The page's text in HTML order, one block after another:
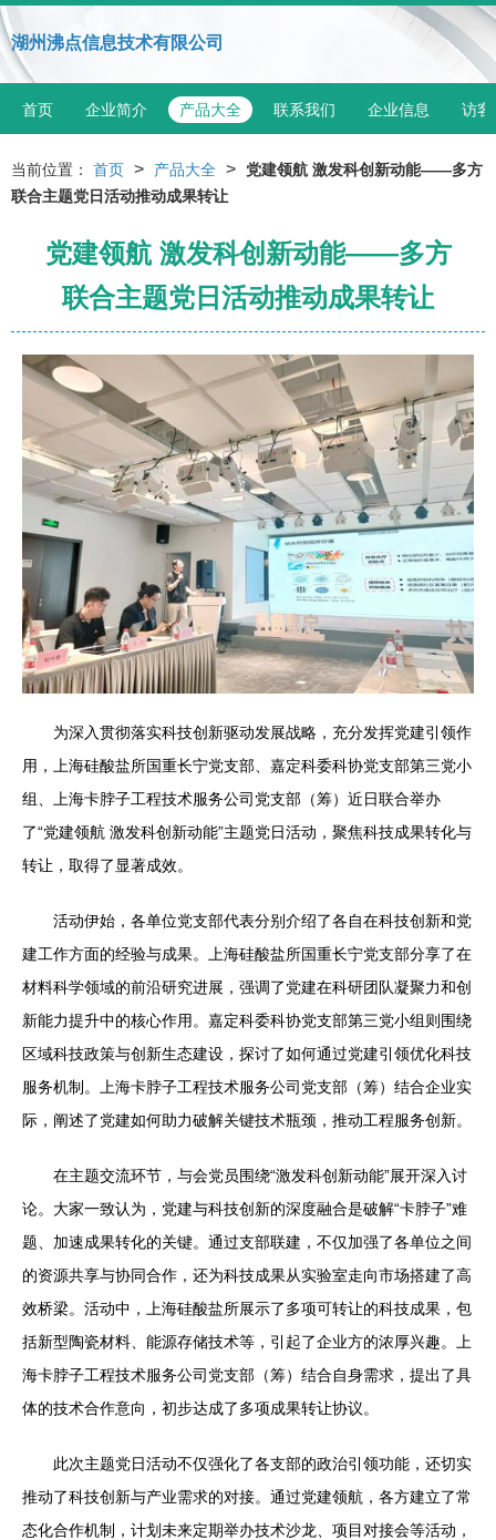
湖州沸点信息技术有限公司
首页 企业简介 产品大全 联系我们 企业信息 访客
当前位置： 首页 > 产品大全 >
党建领航 激发科创新动能——多方
联合主题党日活动推动成果转让
党建领航 激发科创新动能——多方
联合主题党日活动推动成果转让
为深入贯彻落实科技创新驱动发展战略，充分发挥党建引领作
用，上海硅酸盐所国重长宁党支部、嘉定科委科协党支部第三党小
组、上海卡脖子工程技术服务公司党支部（筹）近日联合举办
了“党建领航 激发科创新动能”主题党日活动，聚焦科技成果转化与
转让，取得了显著成效。
活动伊始，各单位党支部代表分别介绍了各自在科技创新和党
建工作方面的经验与成果。上海硅酸盐所国重长宁党支部分享了在
材料科学领域的前沿研究进展，强调了党建在科研团队凝聚力和创
新能力提升中的核心作用。嘉定科委科协党支部第三党小组则围绕
区域科技政策与创新生态建设，探讨了如何通过党建引领优化科技
服务机制。上海卡脖子工程技术服务公司党支部（筹）结合企业实
际，阐述了党建如何助力破解关键技术瓶颈，推动工程服务创新。
在主题交流环节，与会党员围绕“激发科创新动能”展开深入讨
论。大家一致认为，党建与科技创新的深度融合是破解“卡脖子”难
题、加速成果转化的关键。通过支部联建，不仅加强了各单位之间
的资源共享与协同合作，还为科技成果从实验室走向市场搭建了高
效桥梁。活动中，上海硅酸盐所展示了多项可转让的科技成果，包
括新型陶瓷材料、能源存储技术等，引起了企业方的浓厚兴趣。上
海卡脖子工程技术服务公司党支部（筹）结合自身需求，提出了具
体的技术合作意向，初步达成了多项成果转让协议。
此次主题党日活动不仅强化了各支部的政治引领功能，还切实
推动了科技创新与产业需求的对接。通过党建领航，各方建立了常
态化合作机制，计划未来定期举办技术沙龙、项目对接会等活动，